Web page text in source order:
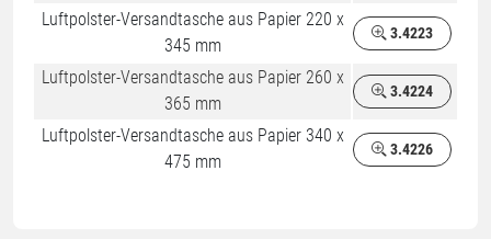
Luftpolster-Versandtasche aus Papier 220 x
345 mm
3.4223
Luftpolster-Versandtasche aus Papier 260 x
365 mm
3.4224
Luftpolster-Versandtasche aus Papier 340 x
475 mm
3.4226